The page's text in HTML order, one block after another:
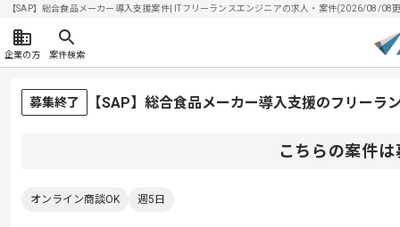
【SAP】総合食品メーカー導入支援案件| ITフリーランスエンジニアの求人・案件(2026/08/08
企業の方 案件検索
募集終了 【SAP】総合食品メーカー導入支援のフリーラ
こちらの案件
オンライン商談OK 週5日